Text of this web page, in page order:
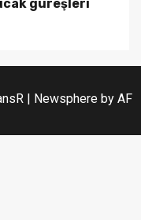
güreşleri
| Newsphere by AF